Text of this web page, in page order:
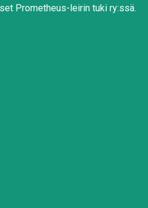
Prometheus-leirin tuki ry:ssä.